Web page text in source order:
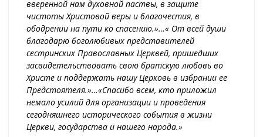
вверенной нам духовной паствы, в защите
чистоты Христовой веры и благочестия, в
ободрении на пути ко спасению.»…« От всей души
благодарю боголюбивых представителей
сестринских Православных Церквей, пришедших
засвидетельствовать свою братскую любовь во
Христе и поддержать нашу Церковь в избрании ее
Предстоятеля.»…«Спасибо всем, кто приложил
немало усилий для организации и проведения
сегодняшнего исторического события в жизни
Церкви, государства и нашего народа.»